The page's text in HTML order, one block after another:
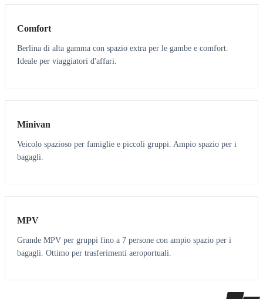
Comfort
Berlina di alta gamma con spazio extra per le gambe e comfort.
Ideale per viaggiatori d'affari.
6 5
Minivan
Veicolo spazioso per famiglie e piccoli gruppi. Ampio spazio per i
bagagli.
7 7
MPV
Grande MPV per gruppi fino a 7 persone con ampio spazio per i
bagagli. Ottimo per trasferimenti aeroportuali.